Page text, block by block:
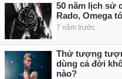
50 năm lịch sử
Rado, Omega
7 năm trước
Thử tượng
dùng cả đời
nào?